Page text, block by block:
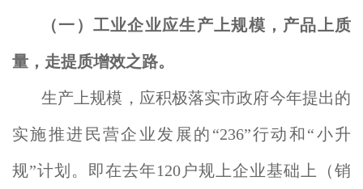
（一）工业企业应生产上规模，产品上质
量，走提质增效之路。
生产上规模，应积极落实市政府今年提出的
实施推进民营企业发展的“236”行动和“小升
规”计划。即在去年120户规上企业基础上（销